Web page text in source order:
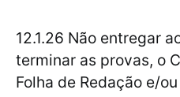
12.1.26 Não entregar
terminar as provas, o
Folha de Redação e/